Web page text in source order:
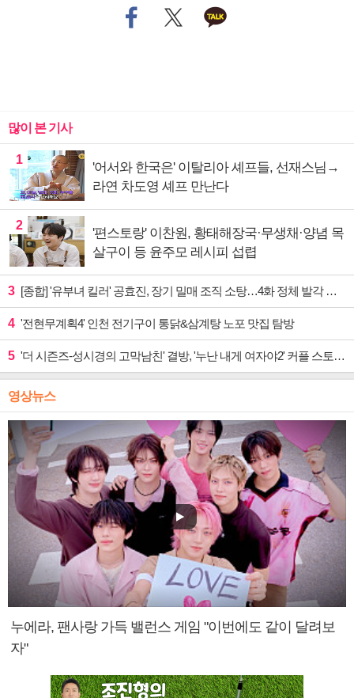
많이 본 기사
1
'어서와 한국은' 이탈리아 셰프들, 선재스님→
라연 차도영 셰프 만난다
2
'편스토랑' 이찬원, 황태해장국·무생채·양념 목
살구이 등 윤주모 레시피 섭렵
3 [종합] '유부녀 킬러' 공효진, 장기 밀매 조직 소탕…4화 정체 발각 위기 예고
4 '전현무계획4' 인천 전기구이 통닭&삼계탕 노포 맛집 탐방
5 '더 시즌즈-성시경의 고막남친' 결방, '누난 내게 여자야2' 커플 스토리 편성
영상뉴스
누에라, 팬사랑 가득 밸런스 게임 "이번에도 같이 달려보
자"